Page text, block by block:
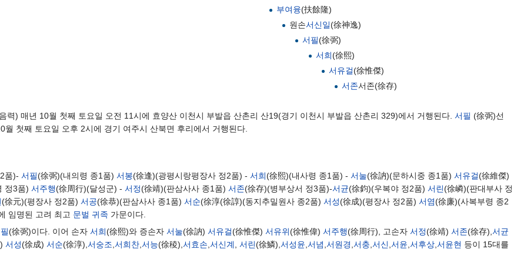
부여융(扶餘隆)
원손서신일(徐神逸)
서필(徐弼)
서희(徐熙)
서유걸(徐惟傑)
서존서존(徐存)
력) 매년 10월 첫째 토요일 오전 11시에 효양산 이천시 부발읍 산촌리 산19(경기 이천시 부발읍 산촌리 329)에서 거행된다. 서필 (徐弼)선
첫째 토요일 오후 2시에 경기 여주시 산북면 후리에서 거행된다.
품)- 서필(徐弼)(내의령 종1품) 서봉(徐逢)(광평시랑평장사 정2품) - 서희(徐熙)(내사령 종1품) - 서눌(徐訥)(문하시중 종1품) 서유걸(徐維傑)
정3품) 서주행(徐周行)(달성군) - 서정(徐靖)(판삼사사 종1품) 서존(徐存)(병부상서 정3품)-서균(徐鈞)(우복야 정2품) 서린(徐嶙)(판대부사 정
(徐元)(평장사 정2품) 서공(徐恭)(판삼사사 종1품) 서순(徐淳(徐諄)(동지추밀원사 종2품) 서성(徐成)(평장사 정2품) 서염(徐廉)(사복부령 종2
임명된 고려 최고 문벌 귀족 가문이다.
(徐弼)이다. 이어 손자 서희(徐熙)와 증손자 서눌(徐訥) 서유걸(徐惟傑) 서유위(徐惟偉) 서주행(徐周行), 고손자 서정(徐靖) 서존(徐存),서균
서성(徐成) 서순(徐淳),서숭조,서희찬,서능(徐稜),서효손,서신계, 서린(徐鱗),서성윤,서념,서원경,서충,서신,서윤,서후상,서윤현 등이 15대를